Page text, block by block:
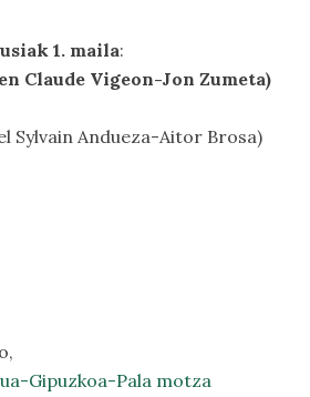
1. maila:
Claude Vigeon-Jon Zumeta)
Sylvain Andueza-Aitor Brosa)
Gipuzkoa-Pala motza